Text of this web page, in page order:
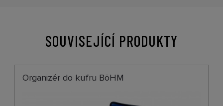
SOUVISEJÍCÍ PRODUKTY
Organizér do kufru BöHM